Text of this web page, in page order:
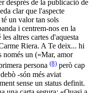
després de la publicació de
clar que l'aspecte
un valor tan sols
i centrem-nos en la
altres cartes d'aquesta
Riera. A Te deix... hi
només un («Mar, amor
persona (8) però cap
-són més aviat
sense un status definit.